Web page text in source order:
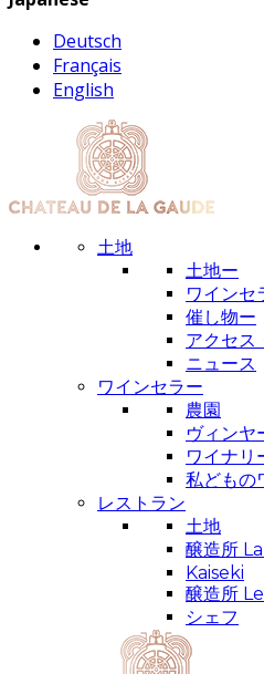
Deutsch
Français
English
土地
土地ー
ワインセ
催し物ー
アクセス
ニュース
ワインセラー
農園
ヴィンヤ
ワイナリ
私どもの
レストラン
土地
醸造所
Kaiseki
醸造所
シェフ